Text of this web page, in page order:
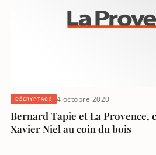
DÉCRYPTAGE 4 octobre 2020
Bernard Tapie et La Provence,
Xavier Niel au coin du bois